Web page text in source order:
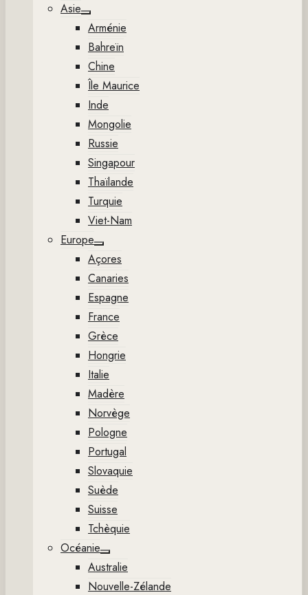
Asie
Show
sub
menu
Arménie
Bahreïn
Chine
Île Maurice
Inde
Mongolie
Russie
Singapour
Thaïlande
Turquie
Viet-Nam
Europe
Show
sub
menu
Açores
Canaries
Espagne
France
Grèce
Hongrie
Italie
Madère
Norvège
Pologne
Portugal
Slovaquie
Suède
Suisse
Tchèquie
Océanie
Show
sub
menu
Australie
Nouvelle-Zélande